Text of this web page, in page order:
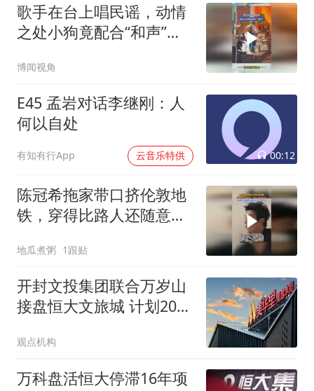
歌手在台上唱民谣，动情
之处小狗竟配合“和声”，
它忧郁
博闻视角
E45 孟岩对话李继刚：人
何以自处
有知有行App 云音乐特供 00:12
陈冠希拖家带口挤伦敦地
铁，穿得比路人还随意，
地瓜煮粥 1跟贴
开封文投集团联合万岁山
接盘恒大文旅城 计划2028
观点机构
万科盘活恒大停滞16年项